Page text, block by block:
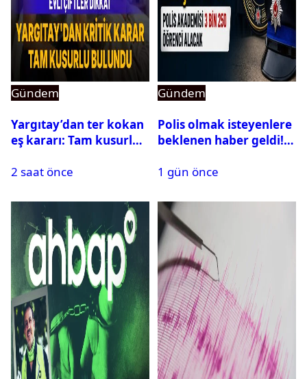
Gündem
Yargıtay’dan ter kokan
eş kararı: Tam kusurlu
2 saat önce
Gündem
Polis olmak isteyenlere
beklenen haber geldi!
1 gün önce